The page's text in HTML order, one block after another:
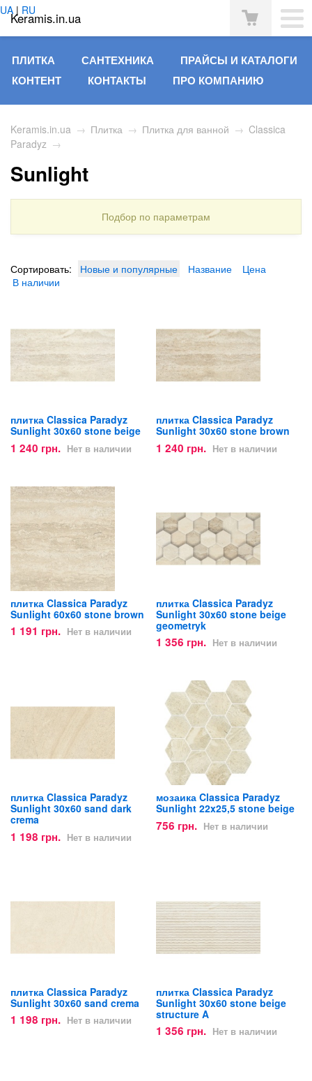
Keramis.in.ua
UA | RU
ПЛИТКА САНТЕХНИКА
ПРАЙСЫ И КАТАЛОГИ
КОНТЕНТ
КОНТАКТЫ ПРО КОМПАНИЮ
Keramis.in.ua → Плитка → Плитка для ванной → Classica
Paradyz →
Sunlight
Подбор по параметрам
Сортировать: Новые и популярные Название
Цена
В наличии
плитка Classica Paradyz
Sunlight 30x60 stone beige
1 240 грн. Нет в наличии
плитка Classica Paradyz
Sunlight 30x60 stone brown
1 240 грн. Нет в наличии
плитка Classica Paradyz
Sunlight 60x60 stone brown
1 191 грн. Нет в наличии
плитка Classica Paradyz
Sunlight 30x60 stone beige
geometryk
1 356 грн. Нет в наличии
плитка Classica Paradyz
Sunlight 30x60 sand dark
crema
1 198 грн. Нет в наличии
мозаика Classica Paradyz
Sunlight 22x25,5 stone beige
756 грн. Нет в наличии
плитка Classica Paradyz
Sunlight 30x60 sand crema
1 198 грн. Нет в наличии
плитка Classica Paradyz
Sunlight 30x60 stone beige
structure A
1 356 грн. Нет в наличии